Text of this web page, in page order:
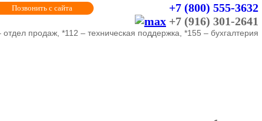
+7 (800) 555-3632
+7 (916) 301-2641
Позвонить с сайта
отдел продаж, *112 – техническая поддержка, *155 – бухгалтерия